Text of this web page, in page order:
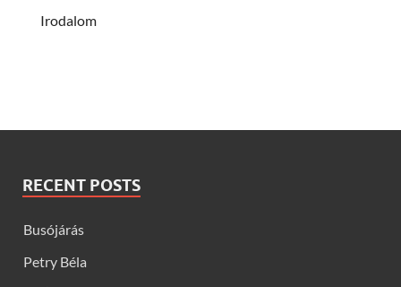
Irodalom
RECENT POSTS
Busójárás
Petry Béla